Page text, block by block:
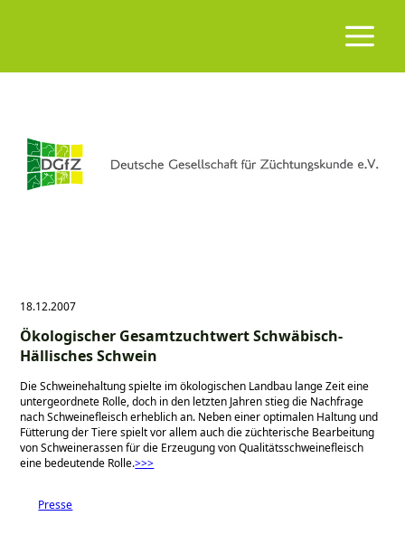
18.12.2007
Ökologischer Gesamtzuchtwert Schwäbisch-
Hällisches Schwein
Die Schweinehaltung spielte im ökologischen Landbau lange Zeit eine
untergeordnete Rolle, doch in den letzten Jahren stieg die Nachfrage
nach Schweinefleisch erheblich an. Neben einer optimalen Haltung und
Fütterung der Tiere spielt vor allem auch die züchterische Bearbeitung
von Schweinerassen für die Erzeugung von Qualitätsschweinefleisch
eine bedeutende Rolle.>>>
Presse